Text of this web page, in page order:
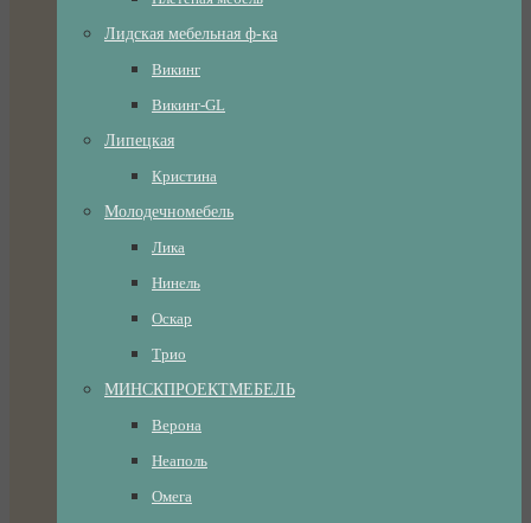
Лидская мебельная ф-ка
Викинг
Викинг-GL
Липецкая
Кристина
Молодечномебель
Лика
Нинель
Оскар
Трио
МИНСКПРОЕКТМЕБЕЛЬ
Верона
Неаполь
Омега